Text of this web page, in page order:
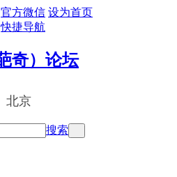
官方微信 设为首页
快捷导航
搜索